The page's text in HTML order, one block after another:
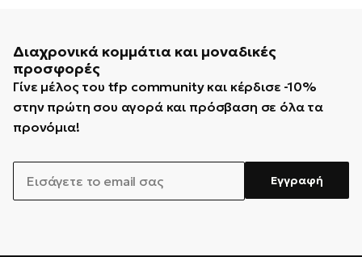
Διαχρονικά κομμάτια και μοναδικές
προσφορές
Γίνε μέλος του tfp community και κέρδισε -10%
στην πρώτη σου αγορά και πρόσβαση σε όλα τα
προνόμια!
EMAIL
Εγγραφή